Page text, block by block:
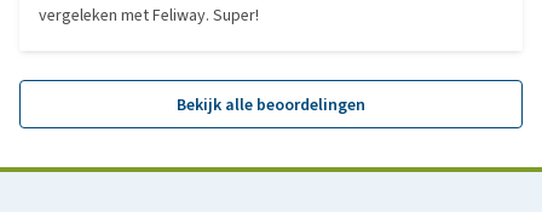
vergeleken met Feliway. Super!
Bekijk alle beoordelingen